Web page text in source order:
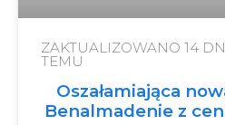
ZAKTUALIZOWANO 14
TEMU
Oszałamiająca
Benalmadenie z